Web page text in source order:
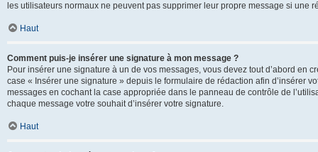
les utilisateurs normaux ne peuvent pas supprimer leur propre message si une
Haut
Comment puis-je insérer une signature à mon message ?
Pour insérer une signature à un de vos messages, vous devez tout d’abord en
case « Insérer une signature » depuis le formulaire de rédaction afin d’insérer
messages en cochant la case appropriée dans le panneau de contrôle de
chaque message votre souhait d’insérer votre signature.
Haut